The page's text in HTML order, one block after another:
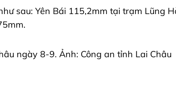
sau: Yên Bái 115,2mm tại trạm Lũng
ngày 8-9. Ảnh: Công an tỉnh Lai Châu